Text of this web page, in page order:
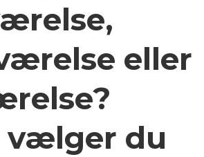
eller
vælger du